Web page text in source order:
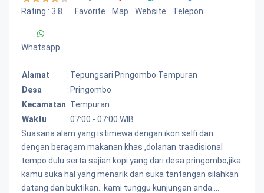
Rating : 3.8 Favorite Map Website Telepon
Whatsapp
Alamat : Tepungsari Pringombo Tempuran
Desa
: Pringombo
Kecamatan : Tempuran
Waktu
:07:00 - 07:00 WIB
Suasana alam yang istimewa dengan ikon selfi dan
dengan beragam makanan khas ,dolanan traadisional
tempo dulu serta sajian kopi yang dari desa pringombo,jika
kamu suka hal yang menarik dan suka tantangan silahkan
datang dan buktikan...kami tunggu kunjungan anda....